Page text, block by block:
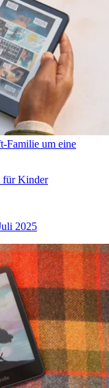
Familie um eine
für Kinder
2025